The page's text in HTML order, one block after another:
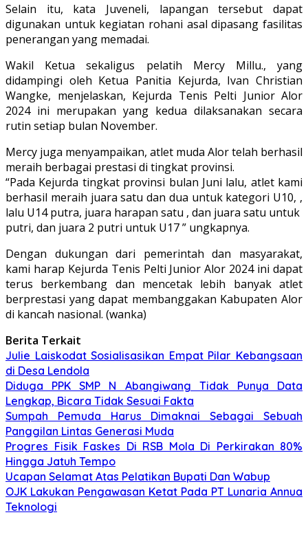
Selain itu, kata Juveneli, lapangan tersebut dapat
digunakan untuk kegiatan rohani asal dipasang fasilitas
penerangan yang memadai.
Wakil Ketua sekaligus pelatih Mercy Millu., yang
didampingi oleh Ketua Panitia Kejurda, Ivan Christian
Wangke, menjelaskan, Kejurda Tenis Pelti Junior Alor
2024 ini merupakan yang kedua dilaksanakan secara
rutin setiap bulan November.
Mercy juga menyampaikan, atlet muda Alor telah berhasil
meraih berbagai prestasi di tingkat provinsi.
“Pada Kejurda tingkat provinsi bulan Juni lalu, atlet kami
berhasil meraih juara satu dan dua untuk kategori U10, ,
lalu U14 putra, juara harapan satu , dan juara satu untuk
putri, dan juara 2 putri untuk U17 ” ungkapnya.
Dengan dukungan dari pemerintah dan masyarakat,
kami harap Kejurda Tenis Pelti Junior Alor 2024 ini dapat
terus berkembang dan mencetak lebih banyak atlet
berprestasi yang dapat membanggakan Kabupaten Alor
di kancah nasional. (wanka)
Berita Terkait
Julie Laiskodat Sosialisasikan Empat Pilar Kebangsaan
di Desa Lendola
Diduga PPK SMP N Abangiwang Tidak Punya Data
Lengkap, Bicara Tidak Sesuai Fakta
Sumpah Pemuda Harus Dimaknai Sebagai Sebuah
Panggilan Lintas Generasi Muda
Progres Fisik Faskes Di RSB Mola Di Perkirakan 80%
Hingga Jatuh Tempo
Ucapan Selamat Atas Pelatikan Bupati Dan Wabup
OJK Lakukan Pengawasan Ketat Pada PT Lunaria Annua
Teknologi